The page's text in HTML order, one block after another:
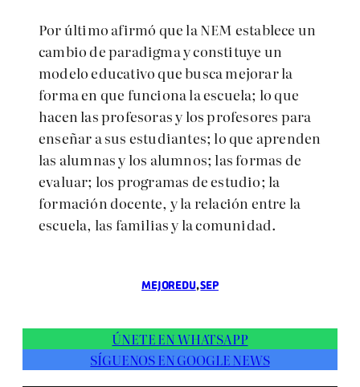
Por último afirmó que la NEM establece un
cambio de paradigma y constituye un
modelo educativo que busca mejorar la
forma en que funciona la escuela; lo que
hacen las profesoras y los profesores para
enseñar a sus estudiantes; lo que aprenden
las alumnas y los alumnos; las formas de
evaluar; los programas de estudio; la
formación docente, y la relación entre la
escuela, las familias y la comunidad.
MEJOREDU, SEP
ÚNETE EN WHATSAPP
SÍGUENOS EN GOOGLE NEWS